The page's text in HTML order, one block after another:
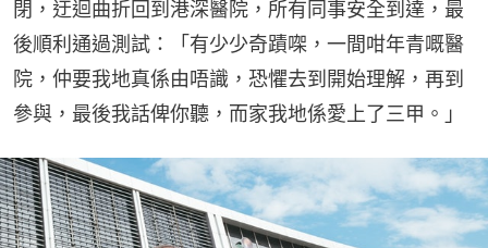
閉，迂迴曲折回到港深醫院，所有同事安全到達，最
後順利通過測試：「有少少奇蹟㗎，一間咁年青嘅醫
院，仲要我地真係由唔識，恐懼去到開始理解，再到
參與，最後我話俾你聽，而家我地係愛上了三甲。」